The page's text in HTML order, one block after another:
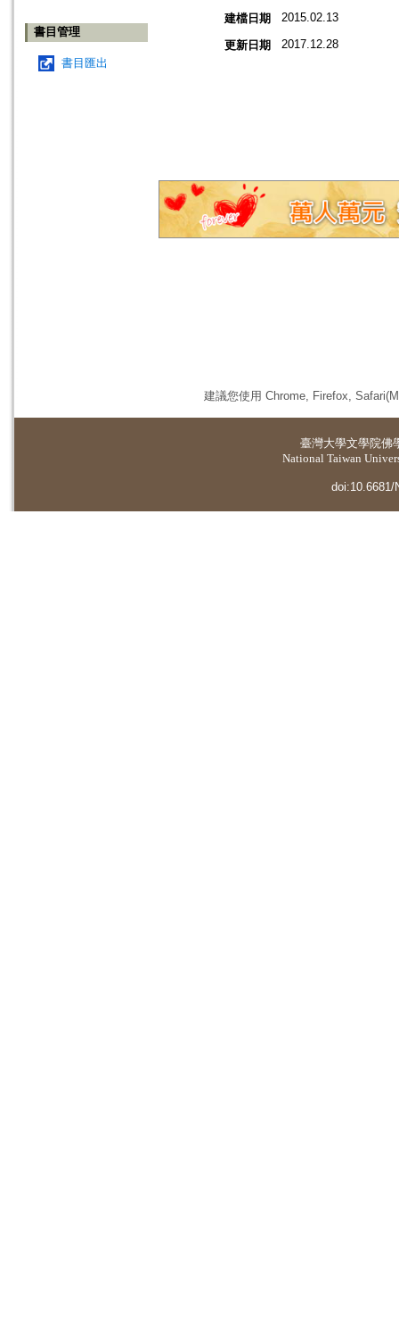
書目管理
書目匯出
建檔日期 2015.02.13
更新日期 2017.12.28
建議您使用 Chrome, Firefox,
臺灣大學文學院佛
National Taiwan
doi:10.6681/